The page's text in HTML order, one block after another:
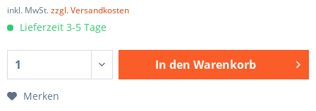
inkl. MwSt.zzgl. Versandkosten
Lieferzeit 3-5 Tage
In den Warenkorb
Merken